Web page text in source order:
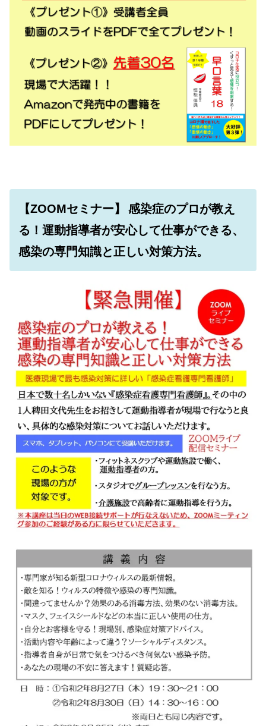
【ZOOMセミナー】
感染症のプロが教え
る！運動指導者が安心して仕事ができる、
感染の専門知識と正しい対策方法。